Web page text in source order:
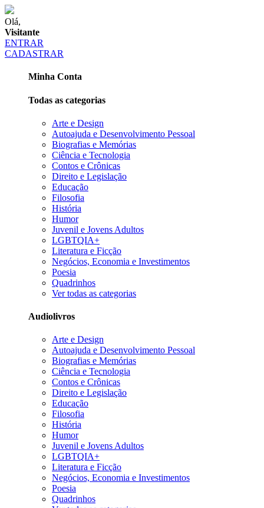
Olá,
Visitante
ENTRAR
CADASTRAR
Minha Conta
Todas as categorias
Arte e Design
Autoajuda e Desenvolvimento Pessoal
Biografias e Memórias
Ciência e Tecnologia
Contos e Crônicas
Direito e Legislação
Educação
Filosofia
História
Humor
Juvenil e Jovens Adultos
LGBTQIA+
Literatura e Ficção
Negócios, Economia e Investimentos
Poesia
Quadrinhos
Ver todas as categorias
Audiolivros
Arte e Design
Autoajuda e Desenvolvimento Pessoal
Biografias e Memórias
Ciência e Tecnologia
Contos e Crônicas
Direito e Legislação
Educação
Filosofia
História
Humor
Juvenil e Jovens Adultos
LGBTQIA+
Literatura e Ficção
Negócios, Economia e Investimentos
Poesia
Quadrinhos